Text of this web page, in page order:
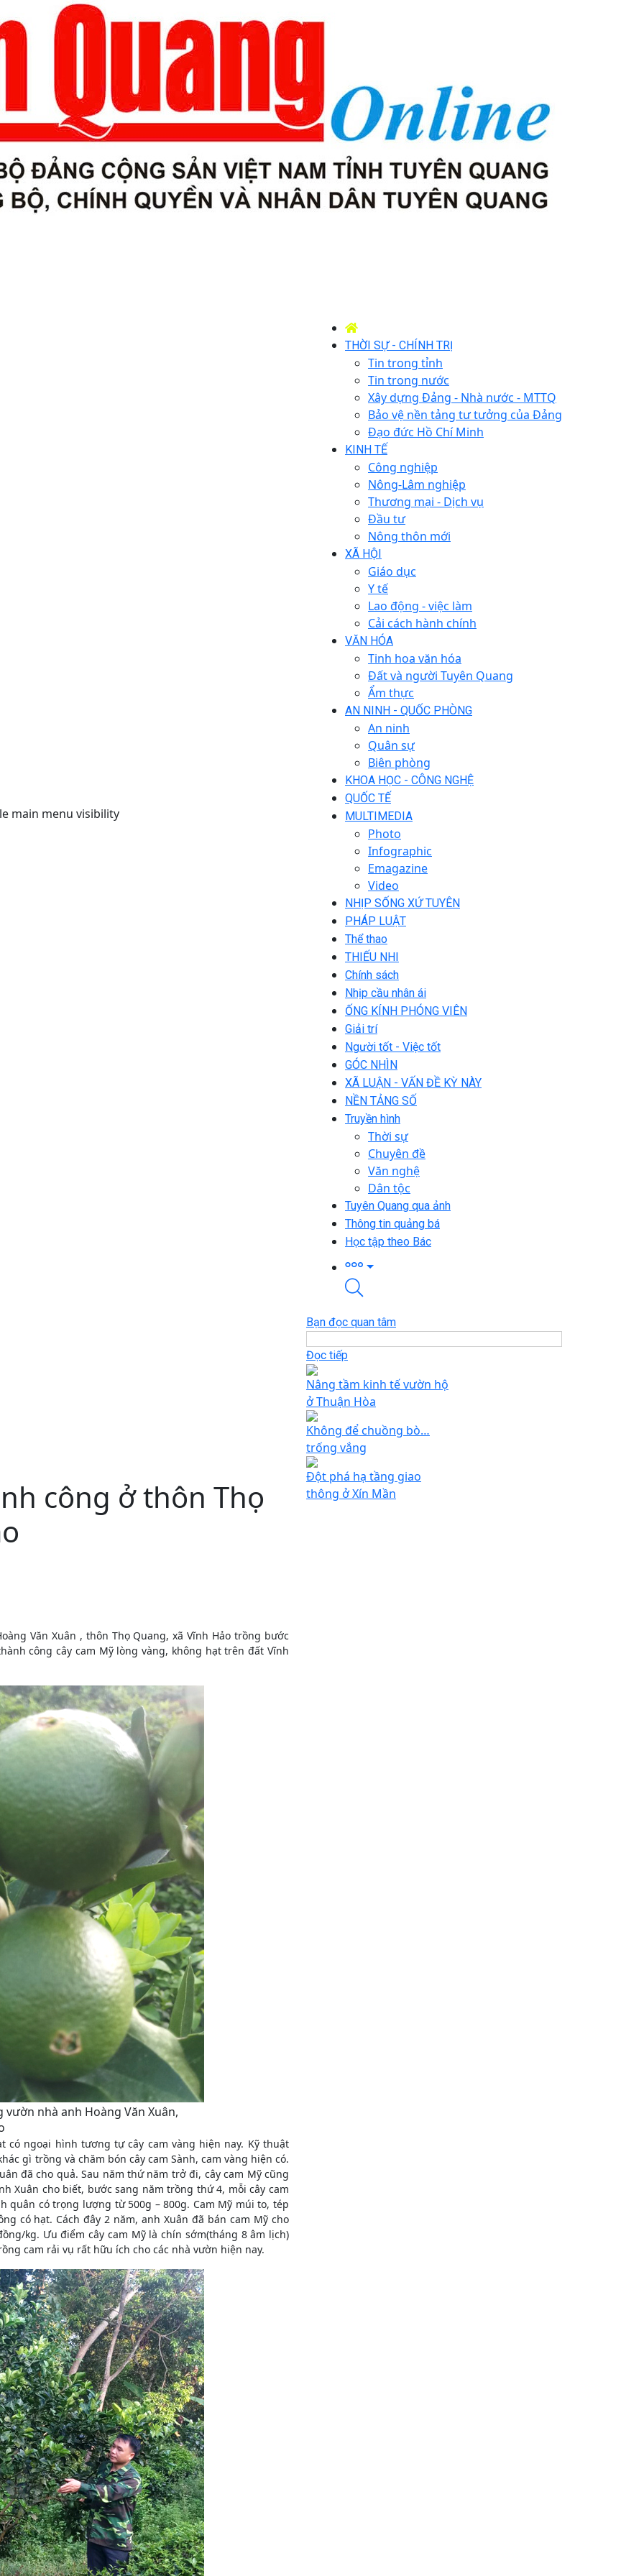
main menu visibility
THỜI SỰ - CHÍNH TRỊ
Tin trong tỉnh
Tin trong nước
Xây dựng Đảng - Nhà nước - MTTQ
Bảo vệ nền tảng tư tưởng của Đảng
Đạo đức Hồ Chí Minh
KINH TẾ
Công nghiệp
Nông-Lâm nghiệp
Thương mại - Dịch vụ
Đầu tư
Nông thôn mới
XÃ HỘI
Giáo dục
Y tế
Lao động - việc làm
Cải cách hành chính
VĂN HÓA
Tinh hoa văn hóa
Đất và người Tuyên Quang
Ẩm thực
AN NINH - QUỐC PHÒNG
An ninh
Quân sự
Biên phòng
KHOA HỌC - CÔNG NGHỆ
QUỐC TẾ
MULTIMEDIA
Photo
Infographic
Emagazine
Video
NHỊP SỐNG XỨ TUYÊN
PHÁP LUẬT
Thể thao
THIẾU NHI
Chính sách
Nhịp cầu nhân ái
ỐNG KÍNH PHÓNG VIÊN
Giải trí
Người tốt - Việc tốt
GÓC NHÌN
XÃ LUẬN - VẤN ĐỀ KỲ NÀY
NỀN TẢNG SỐ
Truyền hình
Thời sự
Chuyên đề
Văn nghệ
Dân tộc
Tuyên Quang qua ảnh
Thông tin quảng bá
Học tập theo Bác
công ở thôn Thọ
Văn Xuân , thôn Thọ Quang, xã Vĩnh Hảo trồng bước
công cây cam Mỹ lòng vàng, không hạt trên đất Vĩnh
nhà anh Hoàng Văn Xuân,
có ngoại hình tương tự cây cam vàng hiện nay. Kỹ thuật
gì trồng và chăm bón cây cam Sành, cam vàng hiện có.
đã cho quả. Sau năm thứ năm trở đi, cây cam Mỹ cũng
Xuân cho biết, bước sang năm trồng thứ 4, mỗi cây cam
quân có trọng lượng từ 500g – 800g. Cam Mỹ múi to, tép
có hạt. Cách đây 2 năm, anh Xuân đã bán cam Mỹ cho
kg. Ưu điểm cây cam Mỹ là chín sớm(tháng 8 âm lịch)
cam rải vụ rất hữu ích cho các nhà vườn hiện nay.
Bạn đọc quan tâm
Đọc tiếp
Nâng tầm kinh tế vườn hộ
ở Thuận Hòa
Không để chuồng bò…
trống vắng
Đột phá hạ tầng giao
thông ở Xín Mần